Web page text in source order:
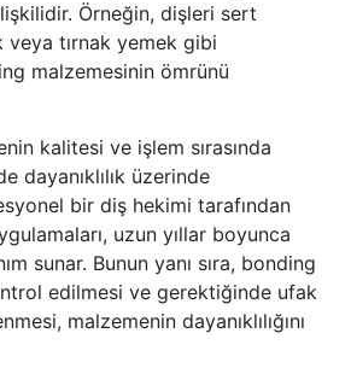
Örneğin, dişleri sert
tırnak yemek gibi
malzemesinin ömrünü
kalitesi ve işlem sırasında
dayanıklılık üzerinde
bir diş hekimi tarafından
uzun yıllar boyunca
sunar. Bunun yanı sıra, bonding
edilmesi ve gerektiğinde ufak
malzemenin dayanıklılığını